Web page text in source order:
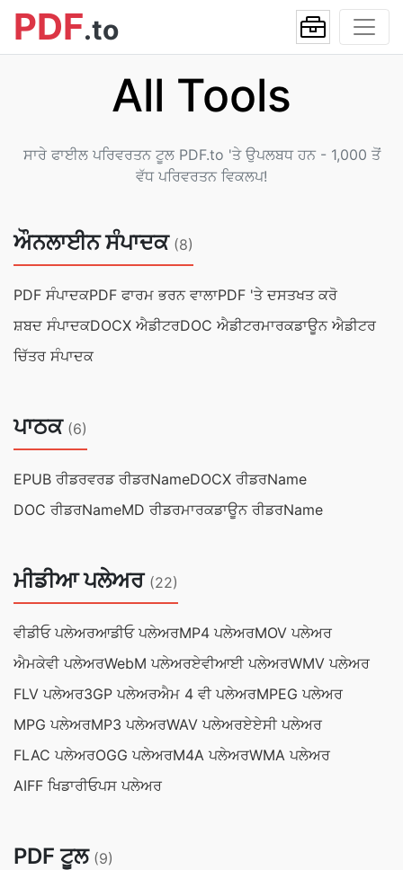
PDF.to
All Tools
ਸਾਰੇ ਫਾਈਲ ਪਰਿਵਰਤਨ ਟੂਲ PDF.to 'ਤੇ ਉਪਲਬਧ ਹਨ - 1,000 ਤੋਂ
ਵੱਧ ਪਰਿਵਰਤਨ ਵਿਕਲਪ!
ਔਨਲਾਈਨ ਸੰਪਾਦਕ (8)
PDF ਸੰਪਾਦਕPDF ਫਾਰਮ ਭਰਨ ਵਾਲਾPDF 'ਤੇ ਦਸਤਖਤ ਕਰੋ
ਸ਼ਬਦ ਸੰਪਾਦਕDOCX ਐਡੀਟਰDOC ਐਡੀਟਰਮਾਰਕਡਾਊਨ ਐਡੀਟਰ
ਚਿੱਤਰ ਸੰਪਾਦਕ
ਪਾਠਕ (6)
EPUB ਰੀਡਰਵਰਡ ਰੀਡਰNameDOCX ਰੀਡਰName
DOC ਰੀਡਰNameMD ਰੀਡਰਮਾਰਕਡਾਊਨ ਰੀਡਰName
ਮੀਡੀਆ ਪਲੇਅਰ (22)
ਵੀਡੀਓ ਪਲੇਅਰਆਡੀਓ ਪਲੇਅਰMP4 ਪਲੇਅਰMOV ਪਲੇਅਰ
ਐਮਕੇਵੀ ਪਲੇਅਰWebM ਪਲੇਅਰਏਵੀਆਈ ਪਲੇਅਰWMV ਪਲੇਅਰ
FLV ਪਲੇਅਰ3GP ਪਲੇਅਰਐਮ 4 ਵੀ ਪਲੇਅਰMPEG ਪਲੇਅਰ
MPG ਪਲੇਅਰMP3 ਪਲੇਅਰWAV ਪਲੇਅਰਏਏਸੀ ਪਲੇਅਰ
FLAC ਪਲੇਅਰOGG ਪਲੇਅਰM4A ਪਲੇਅਰWMA ਪਲੇਅਰ
AIFF ਖਿਡਾਰੀਓਪਸ ਪਲੇਅਰ
PDF ਟੂਲ (9)